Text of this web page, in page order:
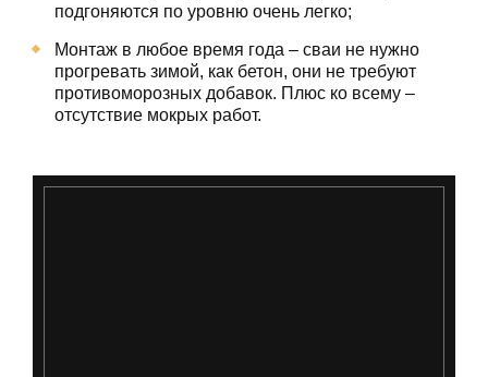
подгоняются по уровню очень легко;
Монтаж в любое время года – сваи не нужно
прогревать зимой, как бетон, они не требуют
противоморозных добавок. Плюс ко всему –
отсутствие мокрых работ.